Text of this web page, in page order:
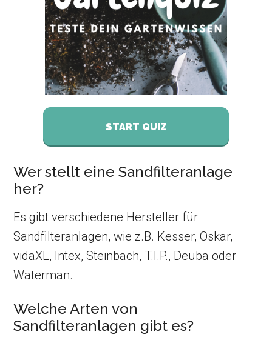
START QUIZ
Wer stellt eine Sandfilteranlage
her?
Es gibt verschiedene Hersteller für
Sandfilteranlagen, wie z.B. Kesser, Oskar,
vidaXL, Intex, Steinbach, T.I.P., Deuba oder
Waterman.
Welche Arten von
Sandfilteranlagen gibt es?